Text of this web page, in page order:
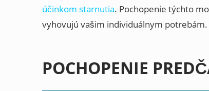
účinkom starnutia. Pochopenie týchto
vyhovujú vašim individuálnym potrebám.
POCHOPENIE